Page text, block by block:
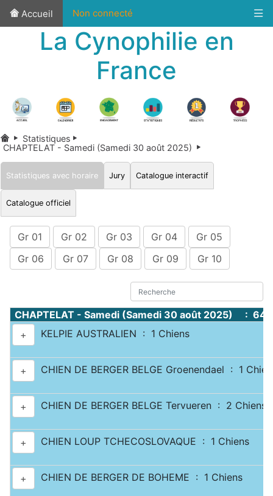
Accueil Non connecté
La Cynophilie en
France
Statistiques
CHAPTELAT - Samedi (Samedi 30 août 2025)
Statistiques avec horaire Jury Catalogue interactif
Catalogue officiel
Gr 01 Gr 02 Gr 03 Gr 04
Gr 05
Gr 06
Gr 07 Gr 08 Gr 09 Gr 10
CHAPTELAT - Samedi (Samedi 30 août 2025) :
+
KELPIE AUSTRALIEN : 1 Chiens
+ CHIEN DE BERGER BELGE Groenendael : 1
+ CHIEN DE BERGER BELGE Tervueren : 2 Chiens
+ CHIEN LOUP TCHECOSLOVAQUE : 1 Chiens
+ CHIEN DE BERGER DE BOHEME : 1 Chiens